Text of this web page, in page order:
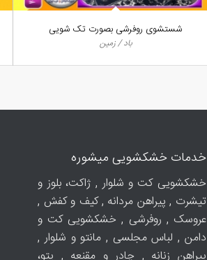
شستشوی روفرشی بصورت تک شویی
باد / زمین
خدمات خشکشویی میشوره
خشکشویی کت و شلوار , ژاکت، بلوز و
تیشرت , پیراهن مردانه , کیف و کفش ,
عروسک , روفرشی , خشکشویی کت و
دامن , لباس مجلسی , مانتو و شلوار ,
پیراهن زنانه , چادر و مقنعه , پتو،